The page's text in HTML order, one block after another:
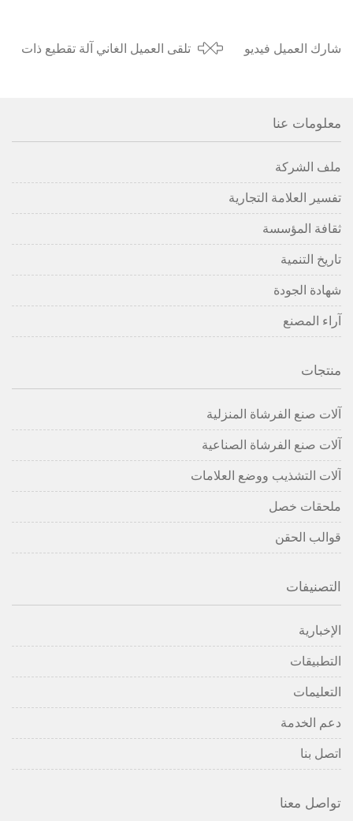
شارك العميل فيديو
تلقى العميل الغاني آلة تقطيع ذات
معلومات عنا
ملف الشركة
تفسير العلامة التجارية
ثقافة المؤسسة
تاريخ التنمية
شهادة الجودة
آراء المصنع
منتجات
آلات صنع الفرشاة المنزلية
آلات صنع الفرشاة الصناعية
آلات التشذيب ووضع العلامات
ملحقات خصل
قوالب الحقن
التصنيفات
الإخبارية
التطبيقات
التعليمات
دعم الخدمة
اتصل بنا
تواصل معنا